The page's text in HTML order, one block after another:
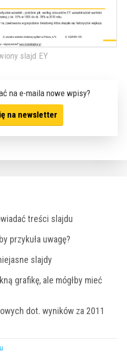
slajd EY
na e-maila nowe wpisy?
na newsletter
treści slajdu
przykuła uwagę?
slajdy
grafikę, ale mógłby mieć
dot. wyników za 2011